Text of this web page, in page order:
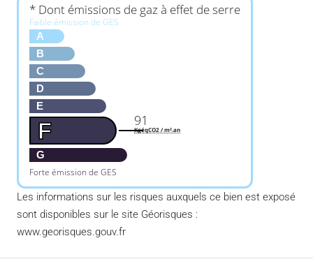
* Dont émissions de gaz à effet de serre
Faible émission de GES
A
B
C
D
E
F
G
Forte émission de GES
91
KgéqCO2 / m².an
Les informations sur les risques auxquels ce bien est exposé
sont disponibles sur le site Géorisques :
www.georisques.gouv.fr